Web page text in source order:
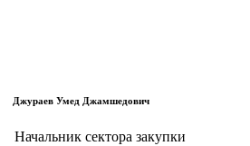
Джураев Умед Джамшедович
Начальник сектора закупки